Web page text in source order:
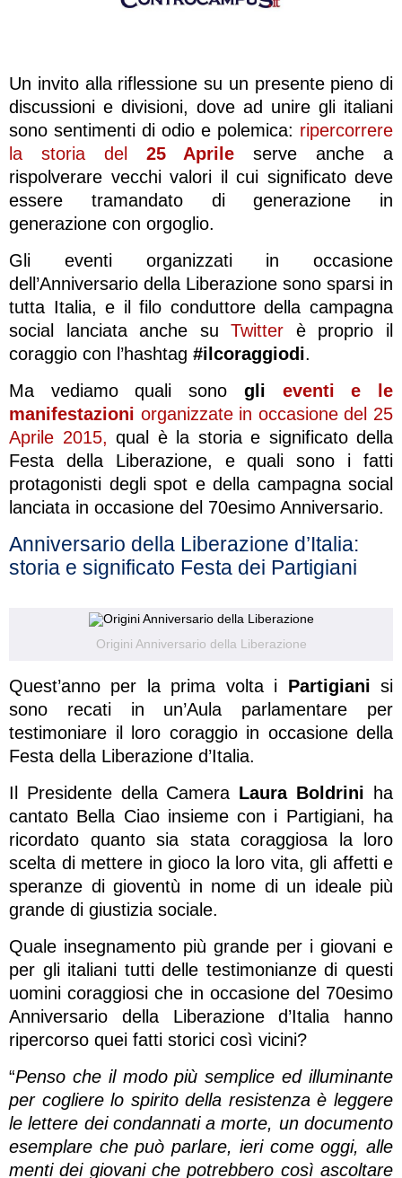
Un invito alla riflessione su un presente pieno di
discussioni e divisioni, dove ad unire gli italiani
sono sentimenti di odio e polemica: ripercorrere
la storia del 25 Aprile serve anche a
rispolverare vecchi valori il cui significato deve
essere tramandato di generazione in
generazione con orgoglio.
Gli eventi organizzati in occasione
dell’Anniversario della Liberazione sono sparsi in
tutta Italia, e il filo conduttore della campagna
social lanciata anche suTwitter è proprio il
coraggio con l’hashtag #ilcoraggiodi.
Ma vediamo quali sono gli eventi e le
manifestazioni organizzate in occasione del 25
Aprile 2015, qual è la storia e significato della
Festa della Liberazione, e quali sono i fatti
protagonisti degli spot e della campagna social
lanciata in occasione del 70esimo Anniversario.
Anniversario della Liberazione d’Italia:
storia e significato Festa dei Partigiani
Origini Anniversario della Liberazione
Quest’anno per la prima volta i Partigiani si
sono recati in un’Aula parlamentare per
testimoniare il loro coraggio in occasione della
Festa della Liberazione d’Italia.
Il Presidente della Camera Laura Boldrini ha
cantato Bella Ciao insieme con i Partigiani, ha
ricordato quanto sia stata coraggiosa la loro
scelta di mettere in gioco la loro vita, gli affetti e
speranze di gioventù in nome di un ideale più
grande di giustizia sociale.
Quale insegnamento più grande per i giovani e
per gli italiani tutti delle testimonianze di questi
uomini coraggiosi che in occasione del 70esimo
Anniversario della Liberazione d’Italia hanno
ripercorso quei fatti storici così vicini?
“Penso che il modo più semplice ed illuminante
per cogliere lo spirito della resistenza è leggere
le lettere dei condannati a morte, un documento
esemplare che può parlare, ieri come oggi, alle
menti dei giovani che potrebbero così ascoltare